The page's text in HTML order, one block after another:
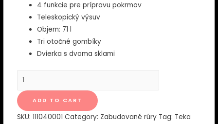
4 funkcie pre prípravu pokrmov
Teleskopický výsuv
Objem: 71 l
Tri otočné gombíky
Dvierka s dvoma sklami
HSB
G
ADD TO CART
SKU: 111040001 Category: Zabudované rúry Tag: Teka